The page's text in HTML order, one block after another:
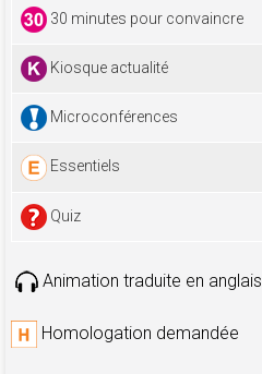
30 minutes pour convaincre
Kiosque actualité
Microconférences
Essentiels
Quiz
Animation traduite en anglais
Homologation demandée